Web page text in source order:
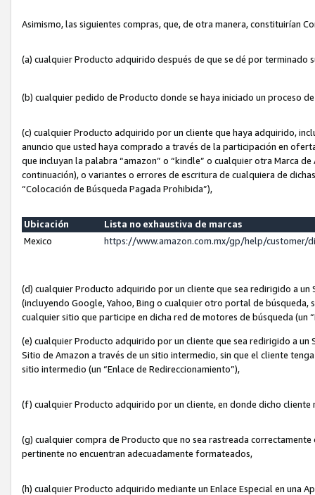
Asimismo, las siguientes compras, que, de otra manera, constituirían
(a) cualquier Producto adquirido después de que se dé por terminado
(b) cualquier pedido de Producto donde se haya iniciado un proceso
(c) cualquier Producto adquirido por un cliente que haya adquirido,
anuncio que usted haya comprado a través de la participación en
que incluyan la palabra “amazon” o “kindle” o cualquier otra Marca
continuación), o variantes o errores de escritura de cualquiera de
“Colocación de Búsqueda Pagada Prohibida”),
Ubicación
Lista no exhaustiva de marcas
Mexico
https://www.amazon.com.mx/gp/help/customer/
(d) cualquier Producto adquirido por un cliente que sea redirigido a
(incluyendo Google, Yahoo, Bing o cualquier otro portal de
cualquier sitio que participe en dicha red de motores de búsqueda (un
(e) cualquier Producto adquirido por un cliente que sea redirigido a un
Sitio de Amazon a través de un sitio intermedio, sin que el cliente
sitio intermedio (un “Enlace de Redireccionamiento”),
(f) cualquier Producto adquirido por un cliente, en donde dicho
(g) cualquier compra de Producto que no sea rastreada
pertinente no encuentran adecuadamente formateados,
(h) cualquier Producto adquirido mediante un Enlace Especial en una